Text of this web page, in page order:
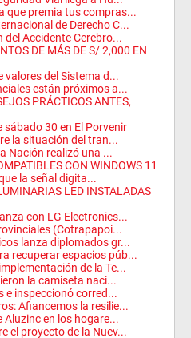
que premia tus compras...
de Derecho C...
del Accidente Cerebro...
DE MÁS DE S/ 2,000 EN
valores del Sistema d...
están próximos a...
PRÁCTICOS ANTES,
30 en El Porvenir
la situación del tran...
Nación realizó una ...
CON WINDOWS 11
la señal digita...
LED INSTALADAS
con LG Electronics...
(Cotrapapoi...
lanza diplomados gr...
recuperar espacios púb...
de la Te...
la camiseta naci...
e inspeccionó corred...
Afiancemos la resilie...
Aluzinc en los hogare...
el proyecto de la Nuev...